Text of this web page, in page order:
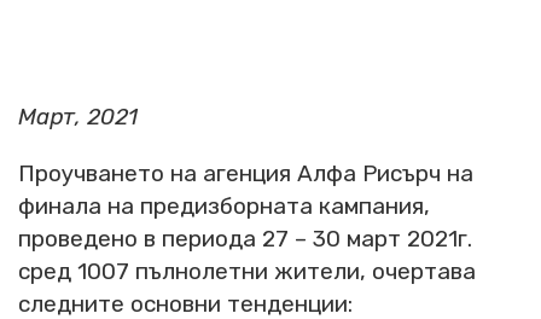
Март, 2021
Проучването на агенция Алфа Рисърч на
финала на предизборната кампания,
проведено в периода 27 – 30 март 2021г.
сред 1007 пълнолетни жители, очертава
следните основни тенденции: